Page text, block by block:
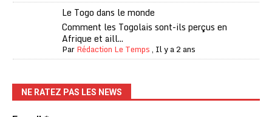
Le Togo dans le monde
Comment les Togolais sont-ils perçus en
Afrique et aill...
ParRédaction Le Temps, Il y a 2 ans
NE RATEZ PAS LES NEWS